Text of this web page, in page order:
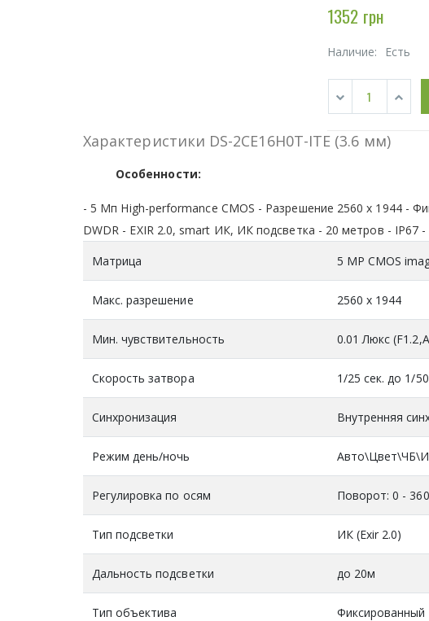
1352 грн
Наличие: Есть
Характеристики DS-2CE16H0T-ITE (3.6 мм)
Особенности:
- 5 Мп High-performance CMOS - Разрешение 2560 х 1944 -
DWDR - EXIR 2.0, smart ИК, ИК подсветка - 20 метров - IP67 -
Матрица
5 MP CMOS
Макс. разрешение 2560 x 1944
Мин. чувствительность 0.01 Люкс
Скорость затвора 1/25 сек. до 1/
Синхронизация Внутренняя
Режим день/ночь
Регулировка по осям Поворот: 0 -
Тип подсветки ИК (Exir 2.0)
Дальность подсветки до 20м
Тип объектива Фиксированный